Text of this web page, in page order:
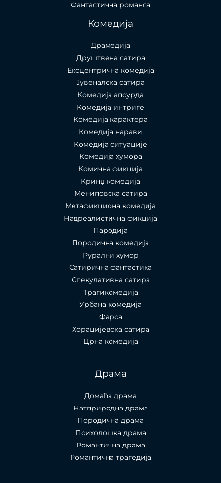
Фантастична романса
Комедија
Драмедија
Друштвена сатира
Ексцентрична комедија
Јувеналска сатира
Комедија апсурда
Комедија интриге
Комедија карактера
Комедија нарави
Комедија ситуације
Комедија хумора
Комична фикција
Кринџ комедија
Мениповска сатира
Метафикциона комедија
Надреалистична фикција
Пародија
Породична комедија
Рурални хумор
Сатирична фантастика
Спекулативна сатира
Трагикомедија
Урбана комедија
Фарса
Хорацијевска сатира
Црна комедија
Драма
Домаћа драма
Натприродна драма
Породична драма
Психолошка драма
Романтична драма
Романтична трагедија